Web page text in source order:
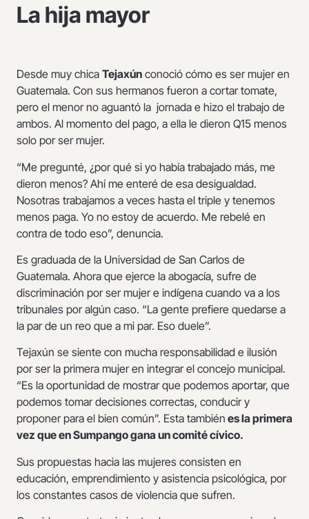
La hija mayor
Desde muy chica Tejaxún conoció cómo es ser mujer en
Guatemala. Con sus hermanos fueron a cortar tomate,
pero el menor no aguantó la jornada e hizo el trabajo de
ambos. Al momento del pago, a ella le dieron Q15 menos
solo por ser mujer.
“Me pregunté, ¿por qué si yo había trabajado más, me
dieron menos? Ahí me enteré de esa desigualdad.
Nosotras trabajamos a veces hasta el triple y tenemos
menos paga. Yo no estoy de acuerdo. Me rebelé en
contra de todo eso”, denuncia.
Es graduada de la Universidad de San Carlos de
Guatemala. Ahora que ejerce la abogacía, sufre de
discriminación por ser mujer e indígena cuando va a los
tribunales por algún caso. “La gente prefiere quedarse a
la par de un reo que a mi par. Eso duele”.
Tejaxún se siente con mucha responsabilidad e ilusión
por ser la primera mujer en integrar el concejo municipal.
“Es la oportunidad de mostrar que podemos aportar, que
podemos tomar decisiones correctas, conducir y
proponer para el bien común”. Esta también es la primera
vez que en Sumpango gana un comité cívico.
Sus propuestas hacia las mujeres consisten en
educación, emprendimiento y asistencia psicológica, por
los constantes casos de violencia que sufren.